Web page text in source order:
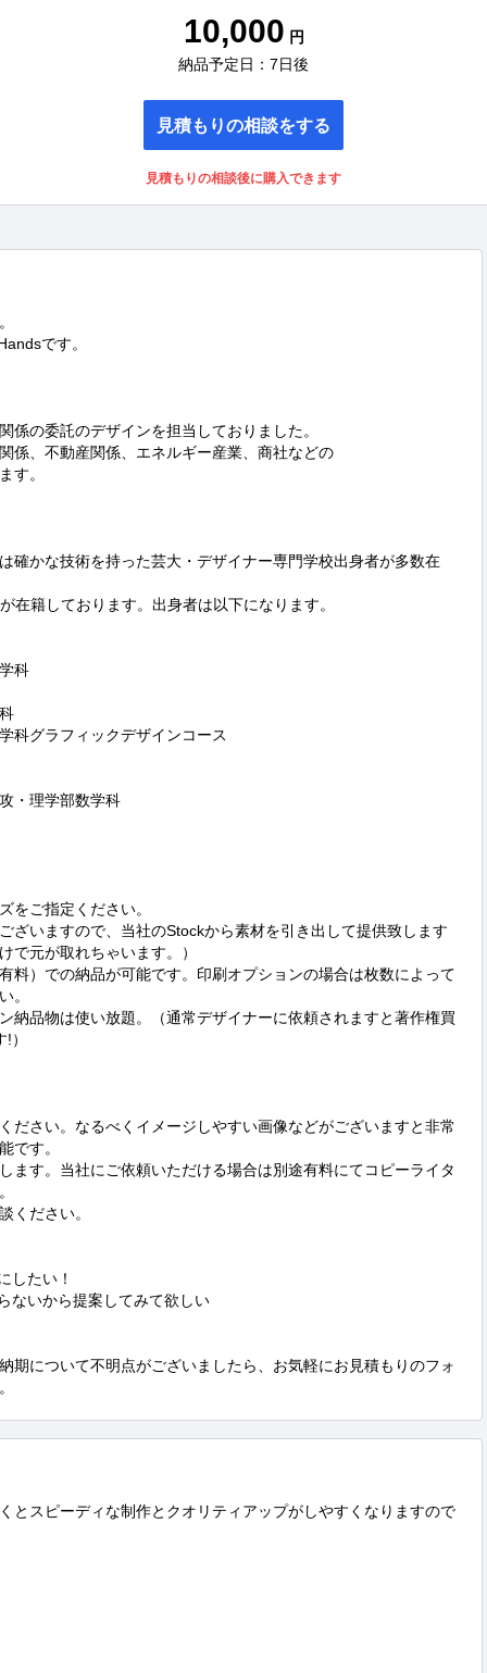
10,000 円
納品予定日：7日後
見積もりの相談をする
見積もりの相談後に購入できます
です。
係の委託のデザインを担当しておりました。
係、不動産関係、エネルギー産業、商社などの
す。
確かな技術を持った芸大・デザイナー専門学校出身者が多数在
在籍しております。出身者は以下になります。
科
科グラフィックデザインコース
・理学部数学科
をご指定ください。
ざいますので、当社のStockから素材を引き出して提供致します
で元が取れちゃいます。）
料）での納品が可能です。印刷オプションの場合は枚数によって
。
納品物は使い放題。（通常デザイナーに依頼されますと著作権買
）
ださい。なるべくイメージしやすい画像などがございますと非常
です。
ます。当社にご依頼いただける場合は別途有料にてコピーライタ
ください。
したい！
ないから提案してみて欲しい
期について不明点がございましたら、お気軽にお見積もりのフォ
とスピーディな制作とクオリティアップがしやすくなりますので